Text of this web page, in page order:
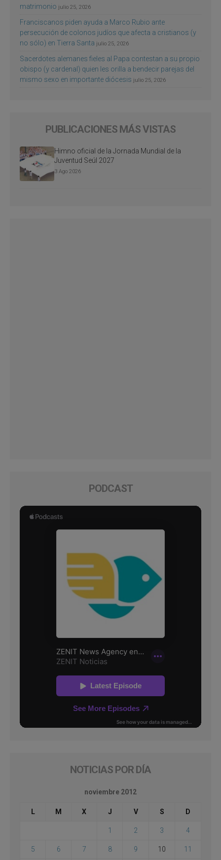
matrimonio julio 25, 2026
Franciscanos piden ayuda a Marco Rubio ante
persecución de colonos judíos que afecta a cristianos (y
no sólo) en Tierra Santa julio 25, 2026
Sacerdotes alemanes fieles al Papa contestan a su propio
obispo (y cardenal) quien les orilla a bendecir parejas del
mismo sexo en importante diócesis julio 25, 2026
PUBLICACIONES MÁS VISTAS
Himno oficial de la Jornada Mundial de la
Juventud Seúl 2027
3 Ago 2026
PODCAST
NOTICIAS POR DÍA
noviembre 2012
L M X J V S D
1 2 3 4
5 6 7 8 9 10 11